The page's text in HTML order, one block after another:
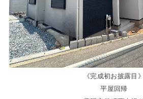
《完成初お披露目》
平屋回帰